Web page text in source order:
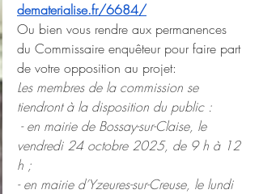
dematerialise.fr/6684/
Ou bien vous rendre aux permanences
du Commissaire enquêteur pour faire part
de votre opposition au projet:
Les membres de la commission se
tiendront à la disposition du public :
- en mairie de Bossay-sur-Claise, le
vendredi 24 octobre 2025, de 9 h à 12
h ;
- en mairie d’Yzeures-sur-Creuse, le lundi